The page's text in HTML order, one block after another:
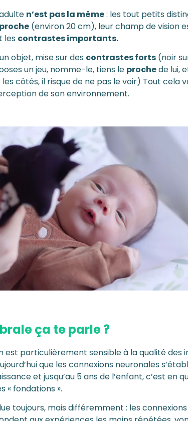
n’est pas la même: les tout petits
(environ 20 cm), leur champ de vision
les contrastes importants.
objet, mise sur des contrastes forts (noir
un jeu, nomme-le, tiens le prochede lui,
les côtés, il risque de ne pas le voir) Tout cela
de son environnement.
ça te parle ?
est particulièrement sensible à la qualité des
que les connexions neuronales
et jusqu’au 5 ans de l’enfant, c’est en
« fondations ».
toujours, mais différemment : les